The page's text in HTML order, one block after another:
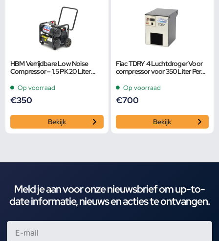
HBM Verrijdbare Low Noise
Compressor – 1.5 PK 20 Liter
Op voorraad
€350
Bekijk
Fiac TDRY 4 Luchtdroger Voor
compressor voor 350 Liter Per
Op voorraad
€700
Bekijk
Meld je aan voor onze nieuwsbrief om up-to-
date informatie, nieuws en acties te ontvangen.